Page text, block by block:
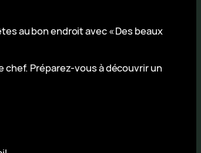
au bon endroit avec « Des beaux
Préparez-vous à découvrir un